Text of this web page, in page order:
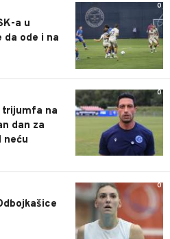
0
a u
da ode i na
0
trijumfa na
dan za
neću
0